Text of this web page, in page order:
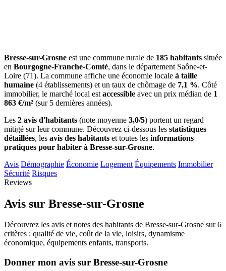
Bresse-sur-Grosne est une commune rurale de 185 habitants située
en Bourgogne-Franche-Comté, dans le département Saône-et-
Loire (71). La commune affiche une économie locale à taille
humaine (4 établissements) et un taux de chômage de 7,1 %. Côté
immobilier, le marché local est accessible avec un prix médian de 1
863 €/m² (sur 5 dernières années).
Les 2 avis d'habitants (note moyenne 3,0/5) portent un regard
mitigé sur leur commune. Découvrez ci-dessous les statistiques
détaillées, les avis des habitants et toutes les informations
pratiques pour habiter à Bresse-sur-Grosne.
Avis Démographie Économie Logement Équipements Immobilier
Sécurité Risques
Reviews
Avis sur Bresse-sur-Grosne
Découvrez les avis et notes des habitants de Bresse-sur-Grosne sur 6
critères : qualité de vie, coût de la vie, loisirs, dynamisme
économique, équipements enfants, transports.
Donner mon avis sur Bresse-sur-Grosne